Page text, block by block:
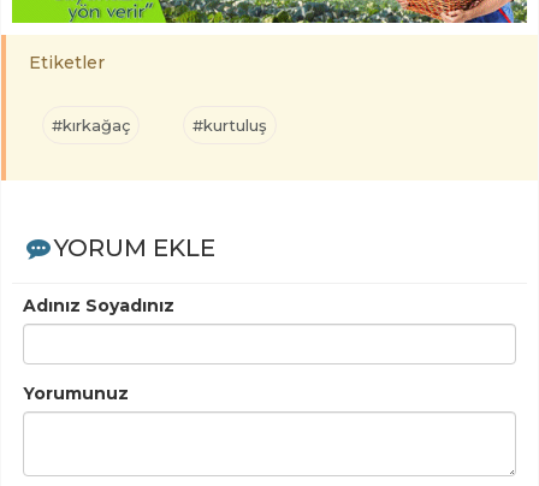
Etiketler
#kırkağaç #kurtuluş
YORUM EKLE
Adınız Soyadınız
Yorumunuz